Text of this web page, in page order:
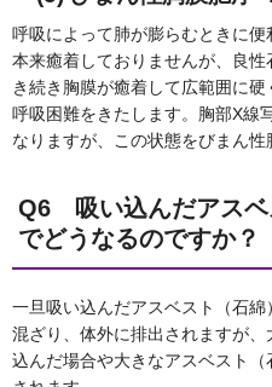
呼吸によって肺が膨らむときに
本来癒着しておりませんが、良性
き続き胸膜が癒着して広範囲に
呼吸困難をきたします。胸部X線
なりますが、この状態をびまん性
Q6 吸い込んだアスベ
でどうなるのですか？
一旦吸い込んだアスベスト（石
混ざり、体外に排出されますが
込んだ場合や大きなアスベスト